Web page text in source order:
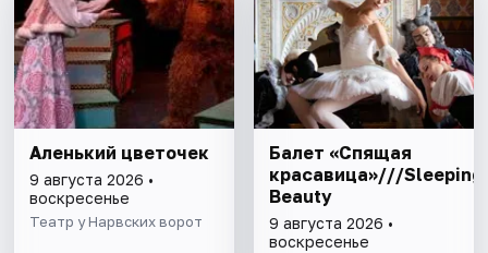
Аленький цветочек
9 августа 2026 •
воскресенье
Театр у Нарвских ворот
Балет «Спящая
красавица»///Sleeping
Beauty
9 августа 2026 •
воскресенье